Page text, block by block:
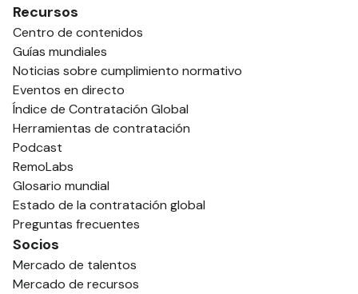
Recursos
Centro de contenidos
Guías mundiales
Noticias sobre cumplimiento normativo
Eventos en directo
Índice de Contratación Global
Herramientas de contratación
Podcast
RemoLabs
Glosario mundial
Estado de la contratación global
Preguntas frecuentes
Socios
Mercado de talentos
Mercado de recursos